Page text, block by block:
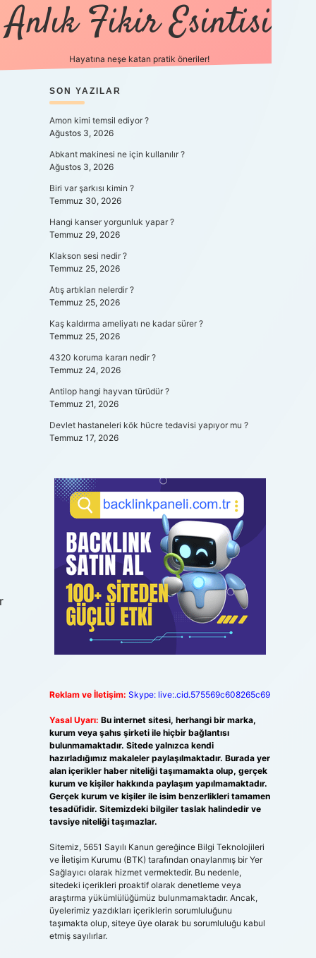
Anlık Fikir Esintisi
Hayatına neşe katan pratik öneriler!
SIDEBAR
SON YAZILAR
Amon kimi temsil ediyor ?
Ağustos 3, 2026
Abkant makinesi ne için kullanılır ?
Ağustos 3, 2026
Biri var şarkısı kimin ?
Temmuz 30, 2026
Hangi kanser yorgunluk yapar ?
Temmuz 29, 2026
Klakson sesi nedir ?
Temmuz 25, 2026
Atış artıkları nelerdir ?
Temmuz 25, 2026
Kaş kaldırma ameliyatı ne kadar sürer ?
Temmuz 25, 2026
4320 koruma kararı nedir ?
Temmuz 24, 2026
Antilop hangi hayvan türüdür ?
Temmuz 21, 2026
Devlet hastaneleri kök hücre tedavisi yapıyor mu ?
Temmuz 17, 2026
Reklam ve İletişim: Skype: live:.cid.575569c608265c69
Yasal Uyarı: Bu internet sitesi, herhangi bir marka,
kurum veya şahıs şirketi ile hiçbir bağlantısı
bulunmamaktadır. Sitede yalnızca kendi
hazırladığımız makaleler paylaşılmaktadır. Burada yer
alan içerikler haber niteliği taşımamakta olup, gerçek
kurum ve kişiler hakkında paylaşım yapılmamaktadır.
Gerçek kurum ve kişiler ile isim benzerlikleri tamamen
tesadüfidir. Sitemizdeki bilgiler taslak halindedir ve
tavsiye niteliği taşımazlar.
Sitemiz, 5651 Sayılı Kanun gereğince Bilgi Teknolojileri
ve İletişim Kurumu (BTK) tarafından onaylanmış bir Yer
Sağlayıcı olarak hizmet vermektedir. Bu nedenle,
sitedeki içerikleri proaktif olarak denetleme veya
araştırma yükümlülüğümüz bulunmamaktadır. Ancak,
üyelerimiz yazdıkları içeriklerin sorumluluğunu
taşımakta olup, siteye üye olarak bu sorumluluğu kabul
etmiş sayılırlar.
ilbet mobil giriş